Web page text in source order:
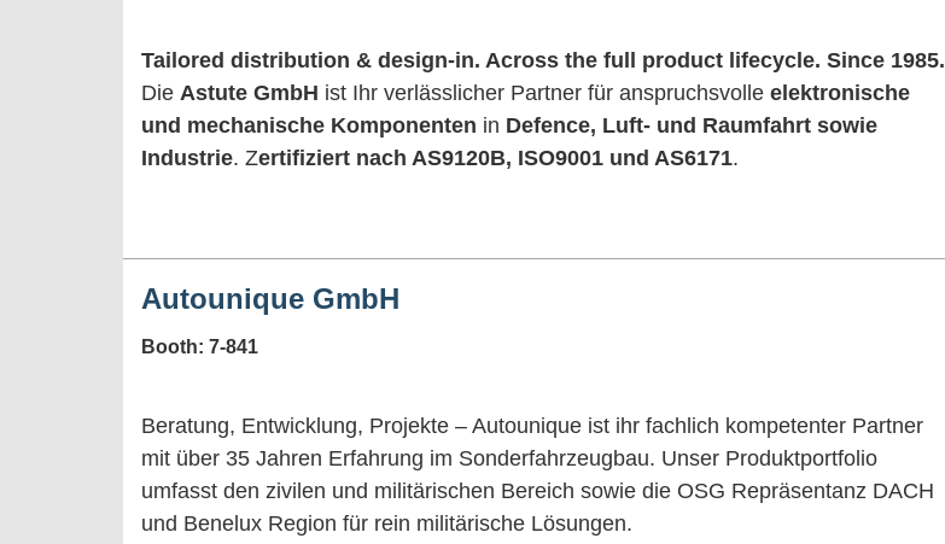
Tailored distribution & design-in. Across the full product lifecycle. Since 1985.
Die Astute GmbH ist Ihr verlässlicher Partner für anspruchsvolle elektronische
und mechanische Komponenten in Defence, Luft- und Raumfahrt sowie
Industrie. Zertifiziert nach AS9120B, ISO9001 und AS6171.
Autounique GmbH
Booth: 7-841
Beratung, Entwicklung, Projekte – Autounique ist ihr fachlich kompetenter Partner
mit über 35 Jahren Erfahrung im Sonderfahrzeugbau. Unser Produktportfolio
umfasst den zivilen und militärischen Bereich sowie die OSG Repräsentanz DACH
und Benelux Region für rein militärische Lösungen.